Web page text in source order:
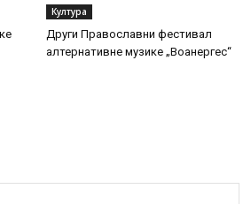
Култура
Други Православни фестивал
алтернативне музике „Воанергес“